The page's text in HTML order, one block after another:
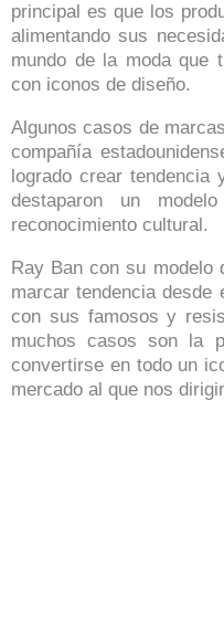
principal es que los
alimentando sus
mundo de la moda que
con iconos de diseño.
Algunos casos de
compañía
logrado crear
destaparon un
reconocimiento cultural.
Ray Ban con su modelo
marcar tendencia desde
con sus famosos y
muchos casos son la
convertirse en todo un
mercado al que nos